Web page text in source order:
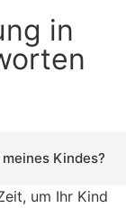
in
Kindes?
um Ihr Kind